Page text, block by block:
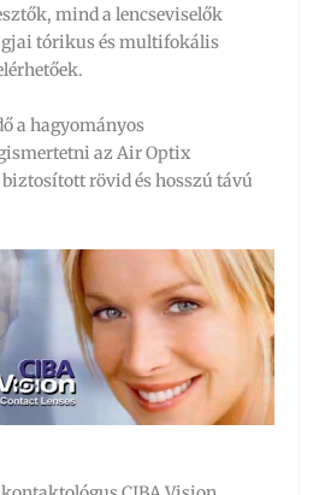
mind a lencseviselők
tórikus és multifokális
a hagyományos
az Air Optix
rövid és hosszú távú